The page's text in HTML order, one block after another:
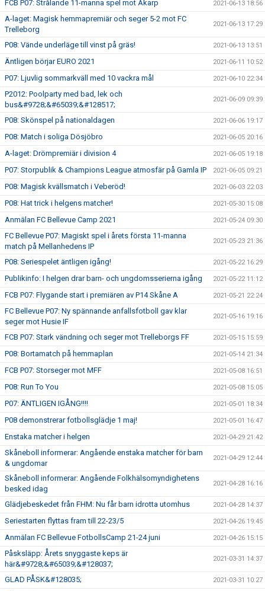
FCB P07: Strålande 11-manna spel mot Åkarp 2021-06-13 18:56
A-laget: Magisk hemmapremiär och seger 5-2 mot FC
Trelleborg
2021-06-13 17:29
P08: Vände underläge till vinst på gräs! 2021-06-13 13:51
Äntligen börjar EURO 2021 2021-06-11 10:52
P07: Ljuvlig sommarkväll med 10 vackra mål 2021-06-10 22:34
P2012: Poolparty med bad, lek och
bus&#9728;&#65039;&#128517;
2021-06-09 09:39
P08: Skönspel på nationaldagen 2021-06-06 19:17
P08: Match i soliga Dösjöbro 2021-06-05 20:16
A-laget: Drömpremiär i division 4 2021-06-05 19:18
P07: Storpublik & Champions League atmosfär på Gamla IP 2021-06-05 09:21
P08: Magisk kvällsmatch i Veberöd! 2021-06-03 22:03
P08: Hat trick i helgens matcher! 2021-05-30 15:08
Anmälan FC Bellevue Camp 2021 2021-05-24 09:30
FC Bellevue P07: Magiskt spel i årets första 11-manna
match på Mellanhedens IP
2021-05-23 21:36
P08: Seriespelet äntligen igång! 2021-05-22 16:29
Publikinfo: I helgen drar barn- och ungdomsserierna igång 2021-05-22 11:12
FCB P07: Flygande start i premiären av P14 Skåne A 2021-05-21 22:24
FC Bellevue P07: Ny spännande anfallsfotboll gav klar
seger mot Husie IF
2021-05-16 19:16
FCB P07: Stark vändning och seger mot Trelleborgs FF 2021-05-15 15:59
P08: Bortamatch på hemmaplan 2021-05-14 21:34
FCB P07: Storseger mot MFF 2021-05-08 16:51
P08: Run To You 2021-05-08 15:05
P07: ÄNTLIGEN IGÅNG!!!! 2021-05-01 18:34
P08 demonstrerar fotbollsglädje 1 maj! 2021-05-01 16:47
Enstaka matcher i helgen 2021-04-29 21:42
Skåneboll informerar: Angående enstaka matcher för barn
& ungdomar
2021-04-29 12:44
Skåneboll informerar: Angående Folkhälsomyndighetens
besked idag
2021-04-28 16:16
Glädjebeskedet från FHM: Nu får barn idrotta utomhus 2021-04-28 14:37
Seriestarten flyttas fram till 22-23/5 2021-04-26 19:45
Anmälan FC Bellevue FotbollsCamp 21-24 juni 2021-04-26 15:15
Påsksläpp: Årets snyggaste keps är
här&#9728;&#65039;&#128037;
2021-03-31 14:37
GLAD PÅSK&#128035; 2021-03-31 10:27